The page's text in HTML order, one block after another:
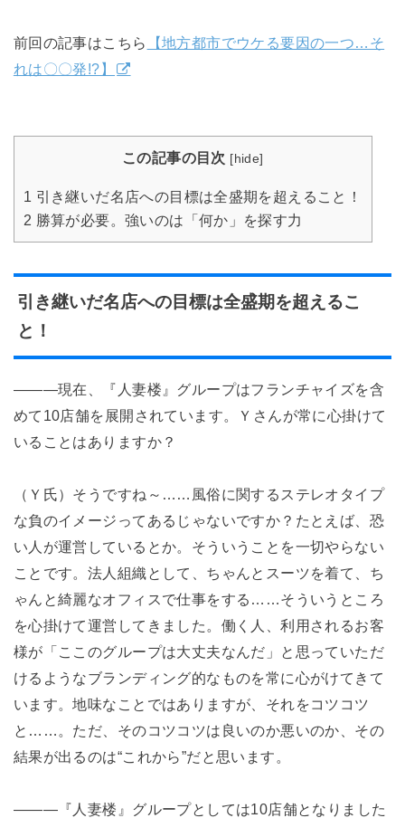
前回の記事はこちら
【地方都市でウケる要因の一つ…そ
れは〇〇発!?】
この記事の目次 [hide]
1 引き継いだ名店への目標は全盛期を超えること！
2 勝算が必要。強いのは「何か」を探す力
引き継いだ名店への目標は全盛期を超えるこ
と！
―――現在、『人妻楼』グループはフランチャイズを含
めて10店舗を展開されています。Ｙさんが常に心掛けて
いることはありますか？
（Ｙ氏）そうですね～……風俗に関するステレオタイプ
な負のイメージってあるじゃないですか？たとえば、恐
い人が運営しているとか。そういうことを一切やらない
ことです。法人組織として、ちゃんとスーツを着て、ち
ゃんと綺麗なオフィスで仕事をする……そういうところ
を心掛けて運営してきました。働く人、利用されるお客
様が「ここのグループは大丈夫なんだ」と思っていただ
けるようなブランディング的なものを常に心がけてきて
います。地味なことではありますが、それをコツコツ
と……。ただ、そのコツコツは良いのか悪いのか、その
結果が出るのは“これから”だと思います。
―――『人妻楼』グループとしては10店舗となりました